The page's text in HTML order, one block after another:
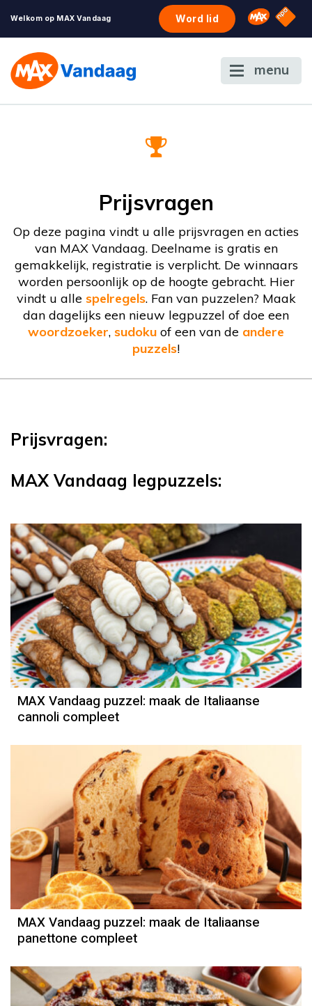
Welkom op MAX Vandaag Word lid Omroep
NPO
menu
Prijsvragen
Op deze pagina vindt u alle prijsvragen en acties
van MAX Vandaag. Deelname is gratis en
gemakkelijk, registratie is verplicht. De winnaars
worden persoonlijk op de hoogte gebracht. Hier
vindt u alle spelregels. Fan van puzzelen? Maak
dan dagelijks een nieuw legpuzzel of doe een
woordzoeker, sudoku of een van de andere
puzzels!
Prijsvragen:
MAX Vandaag legpuzzels:
MAX Vandaag puzzel: maak de Italiaanse
cannoli compleet
MAX Vandaag puzzel: maak de Italiaanse
panettone compleet